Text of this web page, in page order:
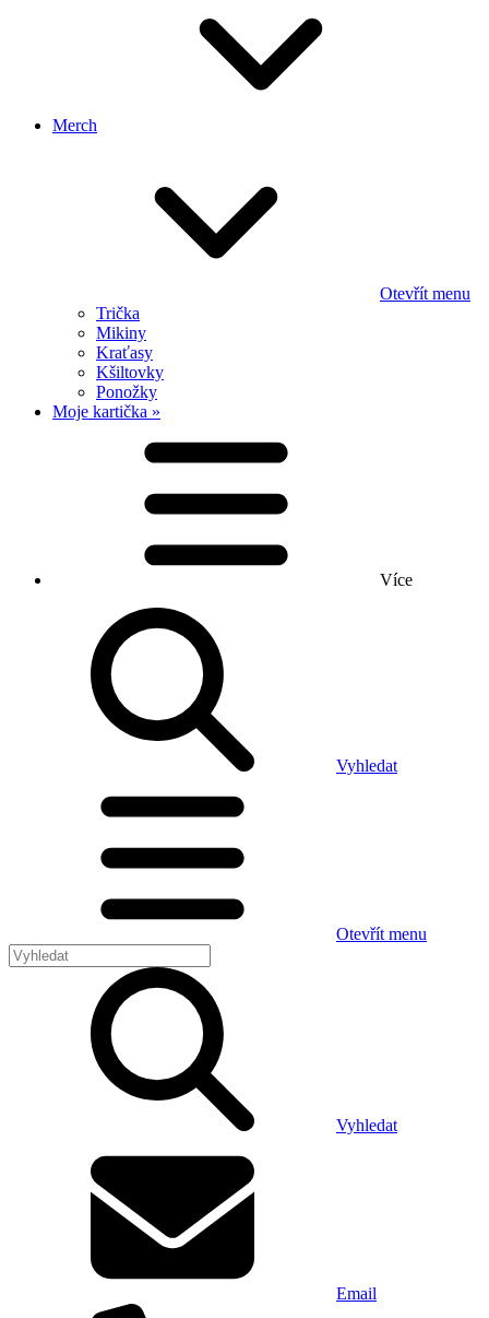
Merch
Otevřít menu
Trička
Mikiny
Kraťasy
Kšiltovky
Ponožky
Moje kartička »
Více
Vyhledat
Otevřít menu
Vyhledat
Email